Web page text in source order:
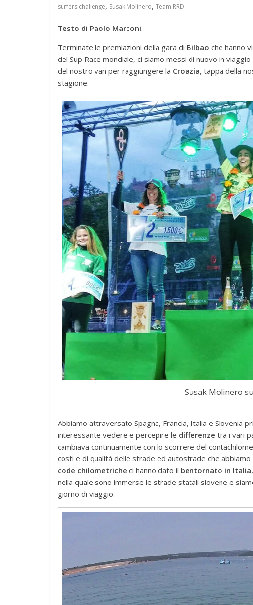
surfers challenge, Susak Molinero, Team RRD
Testo di Paolo Marconi.
Terminate le premiazioni della gara di Bilbao che hanno
del Sup Race mondiale, ci siamo messi di nuovo in
del nostro van per raggiungere la Croazia, tappa della
stagione.
Susak Molinero
Abbiamo attraversato Spagna, Francia, Italia e Slovenia
interessante vedere e percepire le differenze tra i vari
cambiava continuamente con lo scorrere del
costi e di qualità delle strade ed autostrade che
code chilometriche ci hanno dato il bentornato in Italia
nella quale sono immerse le strade statali slovene e
giorno di viaggio.